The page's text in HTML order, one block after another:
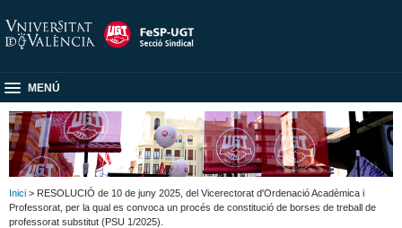
MENÚ
Inici > RESOLUCIÓ de 10 de juny 2025, del Vicerectorat d'Ordenació Acadèmica i
Professorat, per la qual es convoca un procés de constitució de borses de treball de
professorat substitut (PSU 1/2025).